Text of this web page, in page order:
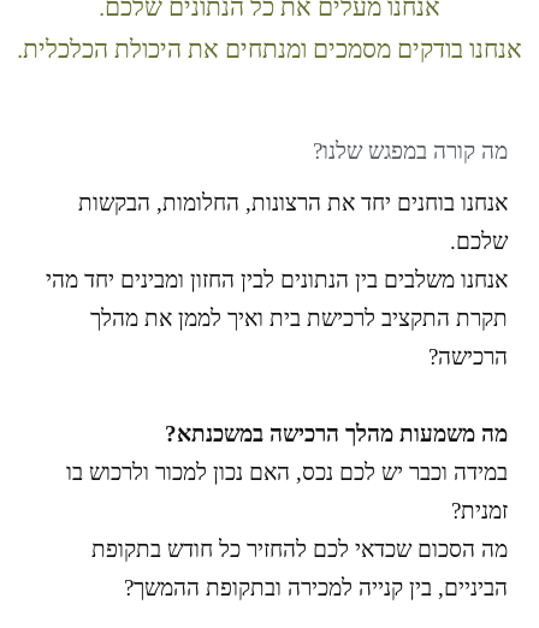
אנחנו מעלים את כל הנתונים שלכם.
אנחנו בודקים מסמכים ומנתחים את היכולת הכלכלית.
מה קורה במפגש שלנו?
אנחנו בוחנים יחד את הרצונות, החלומות, הבקשות
שלכם.
אנחנו משלבים בין הנתונים לבין החזון ומבינים יחד מהי
תקרת התקציב לרכישת בית ואיך לממן את מהלך
הרכישה?
מה משמעות מהלך הרכישה במשכנתא?
במידה וכבר יש לכם נכס, האם נכון למכור ולרכוש בו
זמנית?
מה הסכום שכדאי לכם להחזיר כל חודש בתקופת
הביניים, בין קנייה למכירה ובתקופת ההמשך?